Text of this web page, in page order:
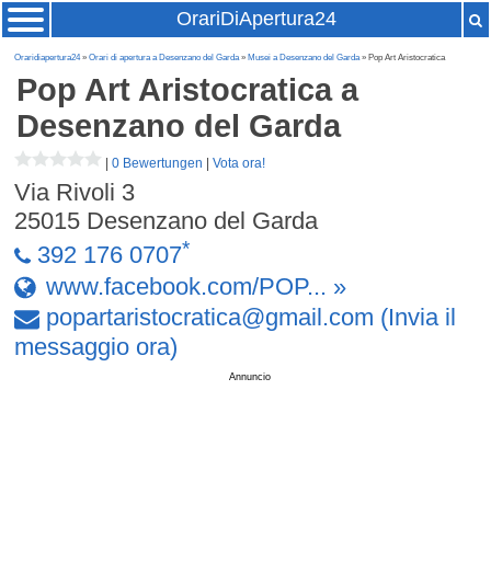
OrariDiApertura24
Oraridiapertura24»Orari di apertura a Desenzano del Garda» Musei a Desenzano del Garda» Pop Art Aristocratica
Pop Art Aristocraticaa
Desenzano del Garda
|0 Bewertungen |Vota ora!
Via Rivoli 3
25015 Desenzano del Garda
392 176 0707*
www.facebook.com/POP... »
popartaristocratica@gmail .com (Invia il
messaggio ora)
Annuncio